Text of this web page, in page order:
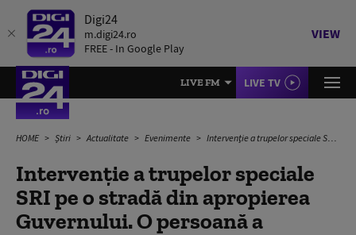
Digi24
m.digi24.ro
FREE - In Google Play
VIEW
LIVE FM LIVE TV
HOME Știri Actualitate Evenimente Intervenţie a trupelor speciale SRI pe o stradă din apropierea Guvernului. O persoană a observat un troller sub o mașină
Intervenţie a trupelor speciale
SRI pe o stradă din apropierea
Guvernului. O persoană a